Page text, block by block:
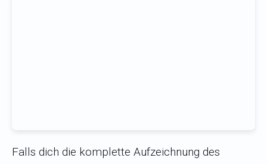
Falls dich die komplette Aufzeichnung des